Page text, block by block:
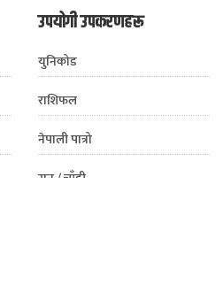
उपयोगी उपकरणहरू
युनिकोड
राशिफल
नेपाली पात्रो
सुन / चाँदी